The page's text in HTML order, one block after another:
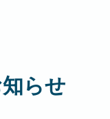
らせ